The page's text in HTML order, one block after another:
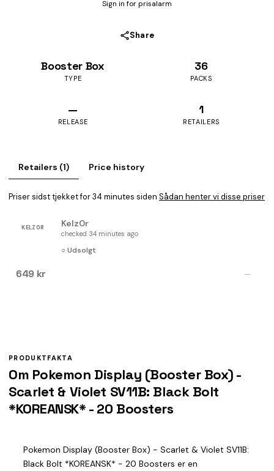
Sign in for prisalarm
Share
Booster Box
TYPE
36
PACKS
—
RELEASE
1
RETAILERS
Retailers (1) Price history
Priser sidst tjekket for 34 minutes siden Sådan henter vi disse priser
KELZ0R Kelz0r
checked 34 minutes ago
○ Udsolgt
649 kr —
PRODUKTFAKTA
Om Pokemon Display (Booster Box) -
Scarlet & Violet SV11B: Black Bolt
*KOREANSK* - 20 Boosters
Pokemon Display (Booster Box) - Scarlet & Violet SV11B:
Black Bolt *KOREANSK* - 20 Boosters er en